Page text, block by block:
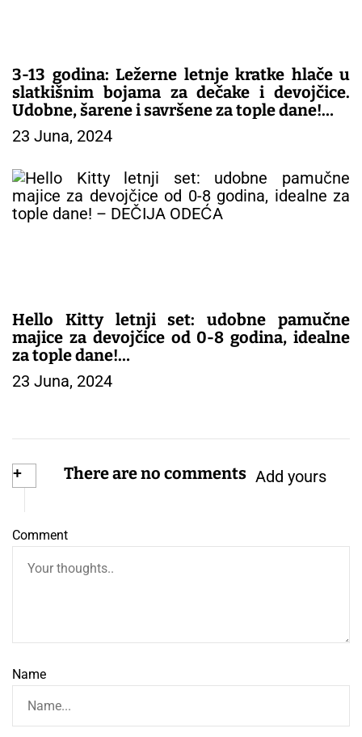
3-13 godina: Ležerne letnje kratke hlače u
slatkišnim bojama za dečake i devojčice.
Udobne, šarene i savršene za tople dane!
– DEČIJE PANTALONE
23 Juna, 2024
Hello Kitty letnji set: udobne pamučne
majice za devojčice od 0-8 godina, idealne
za tople dane!
– DEČIJA ODEĆA
23 Juna, 2024
+ There are no comments Add yours
Comment
Name